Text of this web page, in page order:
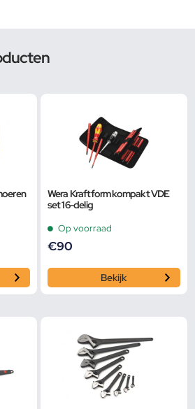
Wera Kraftform kompakt VDE
set 16-delig
Op voorraad
€90
Bekijk